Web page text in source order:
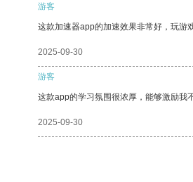
游客
这款加速器app的加速效果非常好，玩游
2025-09-30
游客
这款app的学习氛围很浓厚，能够激励我
2025-09-30